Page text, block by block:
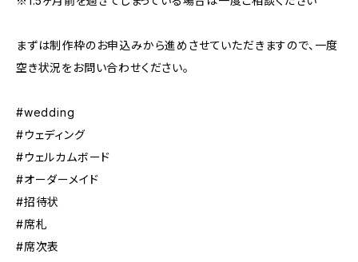
まずは制作枠のお申込みから進めさせていただきますので、一度
空き状況をお問い合わせください。
#wedding
#ウェディング
#ウェルカムボード
#オーダーメイド
#招待状
#席札
#席次表